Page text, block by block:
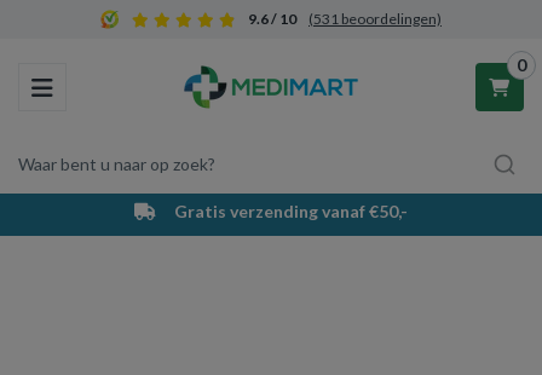
9.6 / 10 (531 beoordelingen)
Toggle navigation
Waar bent u naar op zoek?
0
Winkelwagen
Gratis verzending vanaf €50,-